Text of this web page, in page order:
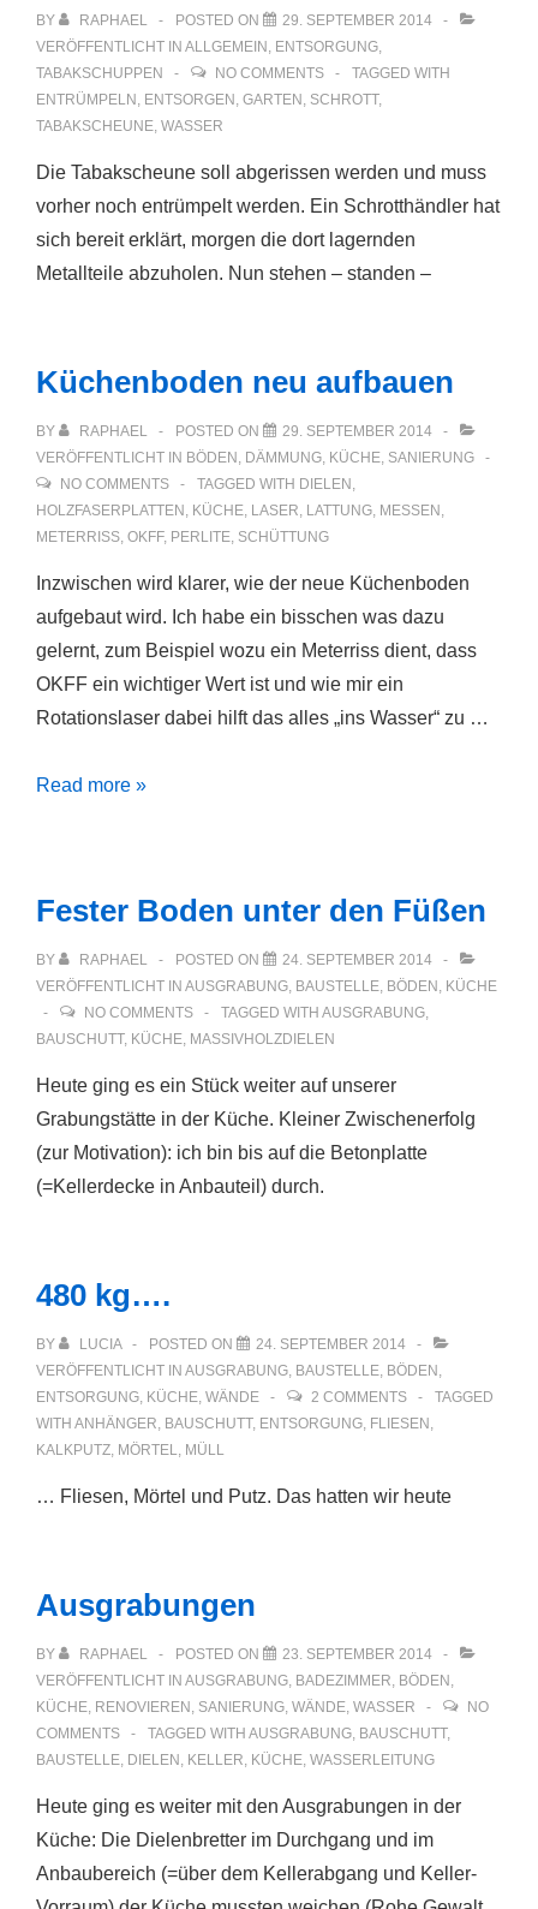
BY RAPHAEL POSTED ON
29. SEPTEMBER 2014
VERÖFFENTLICHT IN ALLGEMEIN , ENTSORGUNG,
TABAKSCHUPPEN
NO COMMENTS
TAGGED WITH
ENTRÜMPELN , ENTSORGEN , GARTEN , SCHROTT,
TABAKSCHEUNE, WASSER
Die Tabakscheune soll abgerissen werden und muss
vorher noch entrümpelt werden. Ein Schrotthändler hat
sich bereit erklärt, morgen die dort lagernden
Metallteile abzuholen. Nun stehen – standen –
Küchenboden neu aufbauen
BY RAPHAEL POSTED ON
29. SEPTEMBER 2014
VERÖFFENTLICHT IN BÖDEN , DÄMMUNG, KÜCHE, SANIERUNG
NO COMMENTS
TAGGED WITH DIELEN ,
HOLZFASERPLATTEN , KÜCHE, LASER, LATTUNG, MESSEN ,
METERRISS, OKFF, PERLITE, SCHÜTTUNG
Inzwischen wird klarer, wie der neue Küchenboden
aufgebaut wird. Ich habe ein bisschen was dazu
gelernt, zum Beispiel wozu ein Meterriss dient, dass
OKFF ein wichtiger Wert ist und wie mir ein
Rotationslaser dabei hilft das alles „ins Wasser“ zu …
Küchenboden
Read more »
Fester Boden unter den Füßen
BY RAPHAEL POSTED ON
24. SEPTEMBER 2014
VERÖFFENTLICHT IN AUSGRABUNG, BAUSTELLE, BÖDEN , KÜCHE
NO COMMENTS
TAGGED WITH AUSGRABUNG,
BAUSCHUTT, KÜCHE, MASSIVHOLZDIELEN
Heute ging es ein Stück weiter auf unserer
Grabungstätte in der Küche. Kleiner Zwischenerfolg
(zur Motivation): ich bin bis auf die Betonplatte
(=Kellerdecke in Anbauteil) durch.
480 kg….
BY LUCIA POSTED ON
24. SEPTEMBER 2014
VERÖFFENTLICHT IN AUSGRABUNG, BAUSTELLE, BÖDEN ,
ENTSORGUNG, KÜCHE, WÄNDE 2 COMMENTS
TAGGED
WITH ANHÄNGER, BAUSCHUTT, ENTSORGUNG, FLIESEN ,
KALKPUTZ, MÖRTEL, MÜLL
… Fliesen, Mörtel und Putz. Das hatten wir heute
Ausgrabungen
BY RAPHAEL POSTED ON
23. SEPTEMBER 2014
VERÖFFENTLICHT IN AUSGRABUNG, BADEZIMMER, BÖDEN ,
KÜCHE, RENOVIEREN , SANIERUNG, WÄNDE, WASSER
NO
COMMENTS
TAGGED WITH AUSGRABUNG, BAUSCHUTT,
BAUSTELLE, DIELEN , KELLER, KÜCHE, WASSERLEITUNG
Heute ging es weiter mit den Ausgrabungen in der
Küche: Die Dielenbretter im Durchgang und im
Anbaubereich (=über dem Kellerabgang und Keller-